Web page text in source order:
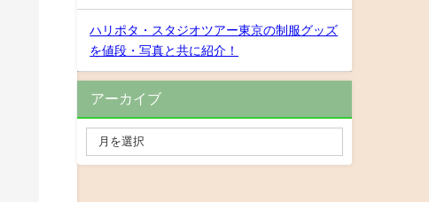
ハリポタ・スタジオツアー東京の制服グッズ
を値段・写真と共に紹介！
アーカイブ